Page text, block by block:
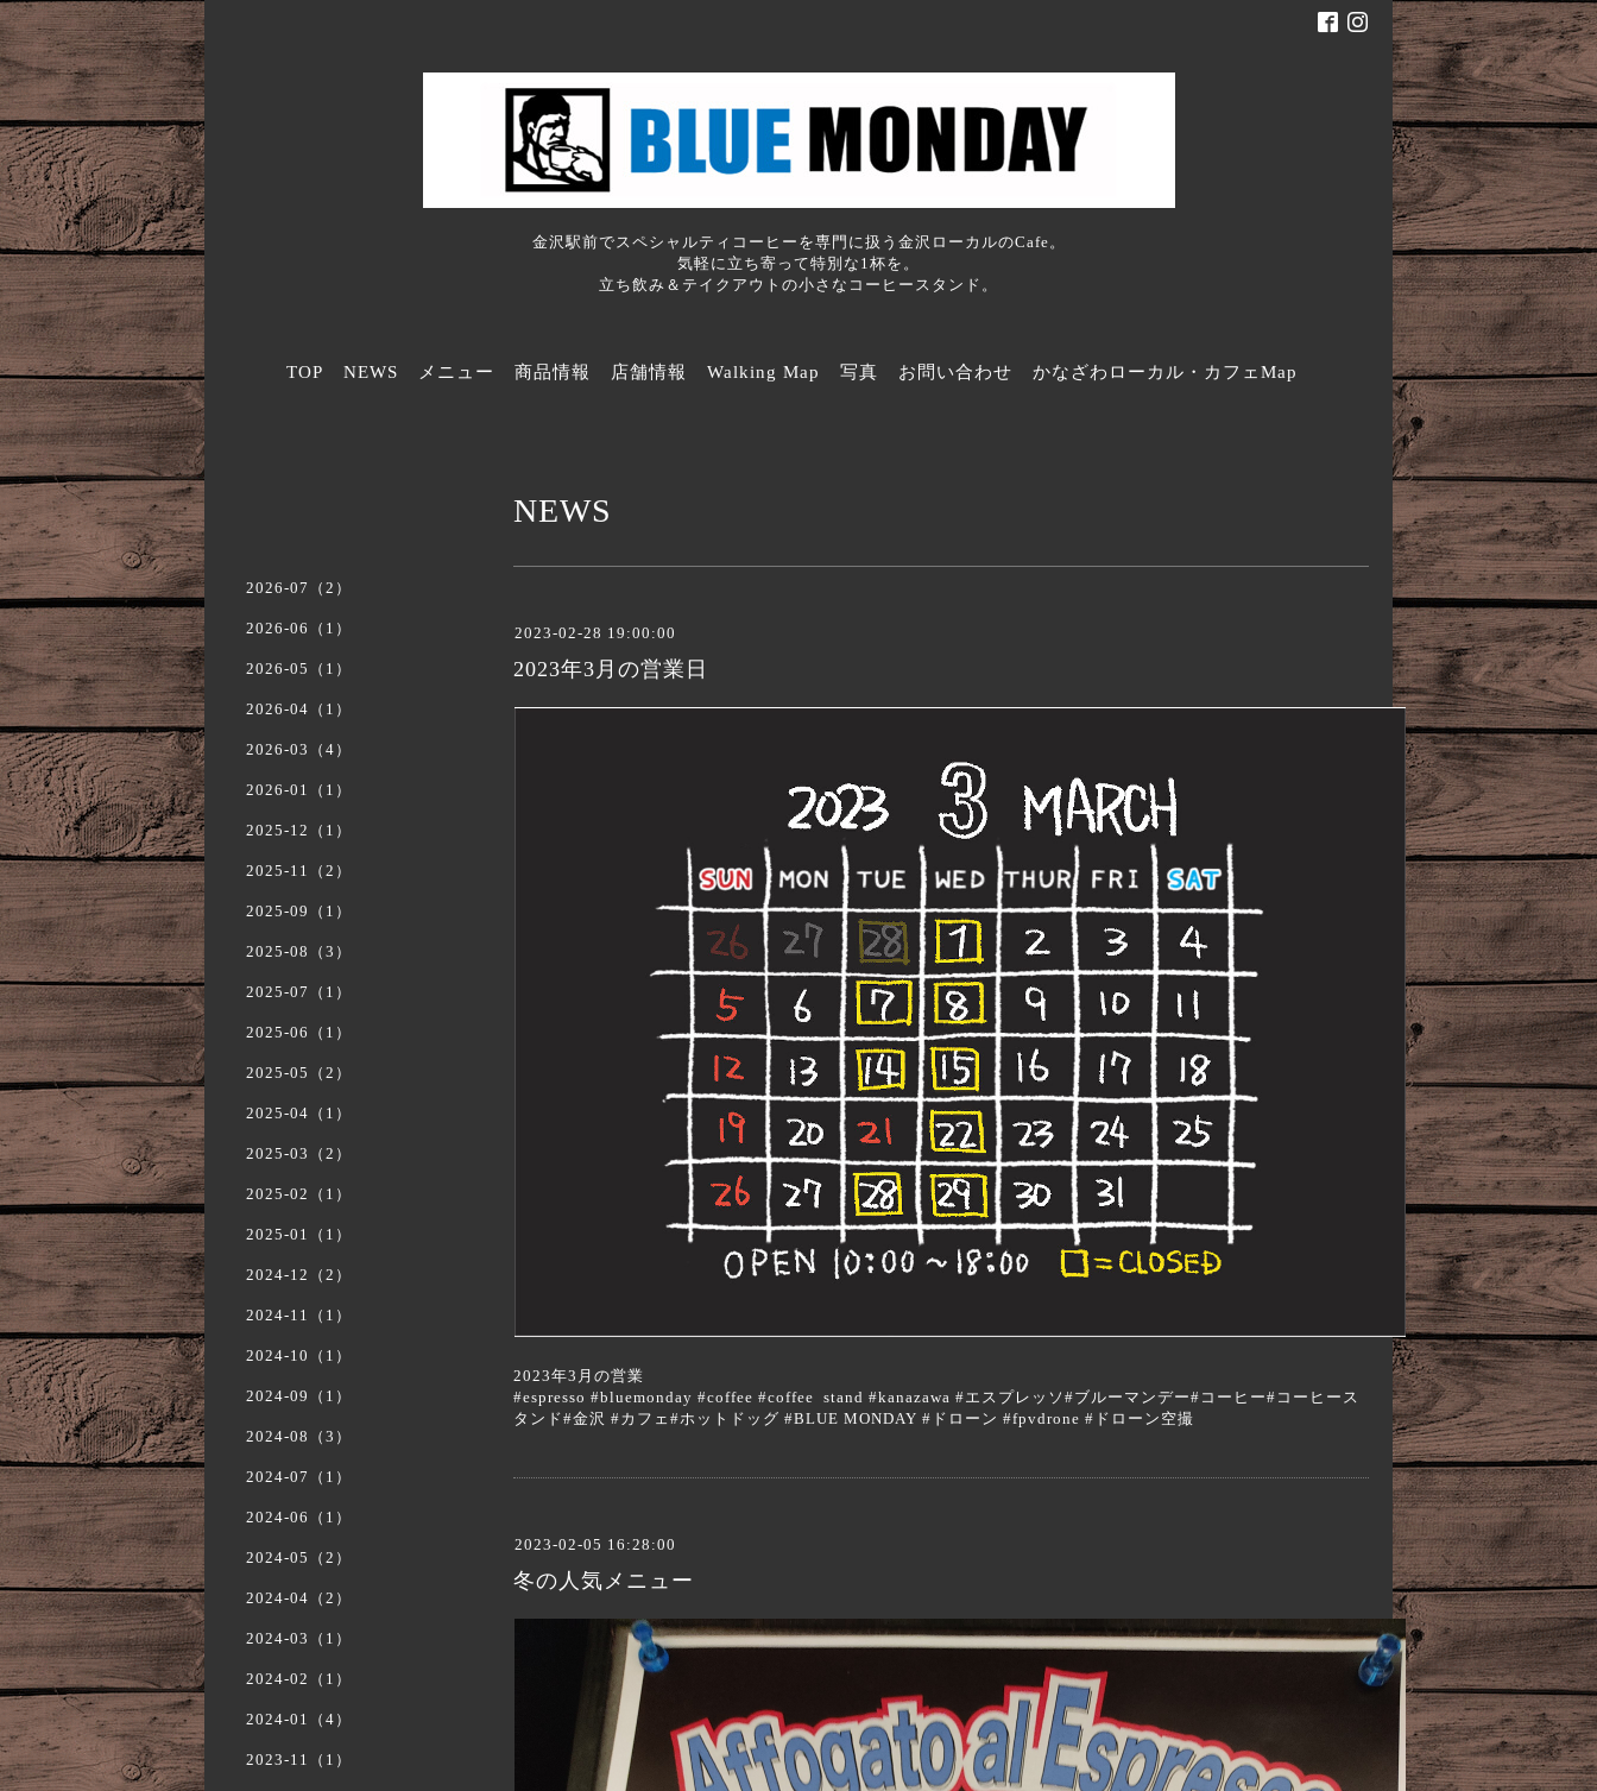
金沢駅前でスペシャルティコーヒーを専門に扱う金沢ローカルのCafe。
気軽に立ち寄って特別な1杯を。
立ち飲み＆テイクアウトの小さなコーヒースタンド。
TOP NEWS メニュー 商品情報 店舗情報 Walking Map 写真 お問い合わせ かなざわローカル・カフェMap
NEWS
2023-02-28 19:00:00
2023年3月の営業日
2023年3月の営業
#espresso #bluemonday #coffee #coffee stand #kanazawa #エスプレッソ#ブルーマンデー#コーヒー#コーヒース
タンド#金沢 #カフェ#ホットドッグ #BLUE MONDAY #ドローン #fpvdrone #ドローン空撮
2023-02-05 16:28:00
冬の人気メニュー
2026-07（2）
2026-06（1）
2026-05（1）
2026-04（1）
2026-03（4）
2026-01（1）
2025-12（1）
2025-11（2）
2025-09（1）
2025-08（3）
2025-07（1）
2025-06（1）
2025-05（2）
2025-04（1）
2025-03（2）
2025-02（1）
2025-01（1）
2024-12（2）
2024-11（1）
2024-10（1）
2024-09（1）
2024-08（3）
2024-07（1）
2024-06（1）
2024-05（2）
2024-04（2）
2024-03（1）
2024-02（1）
2024-01（4）
2023-11（1）